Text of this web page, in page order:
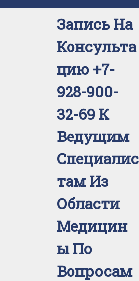
Запись На
Консульта
Цию +7-
928-900-
32-69 К
Ведущим
Специалис
Там Из
Области
Медицин
Ы По
Вопросам